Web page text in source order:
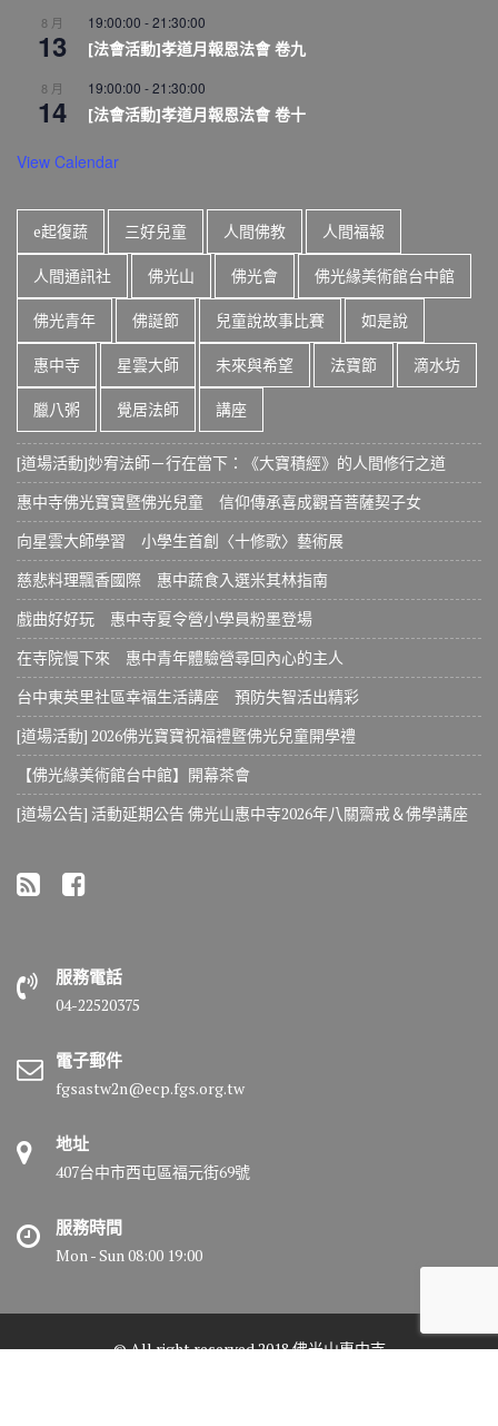
8 月
13
19:00:00 -21:30:00
[法會活動]孝道月報恩法會 卷九
8 月
14
19:00:00 -21:30:00
[法會活動]孝道月報恩法會 卷十
View Calendar
e起復蔬 三好兒童 人間佛教 人間福報
人間通訊社 佛光山 佛光會 佛光緣美術館台中館
佛光青年 佛誕節 兒童說故事比賽 如是說
惠中寺 星雲大師 未來與希望 法寶節 滴水坊
臘八粥 覺居法師 講座
[道場活動]妙宥法師－行在當下：《大寶積經》的人間修行之道
惠中寺佛光寶寶暨佛光兒童 信仰傳承喜成觀音菩薩契子女
向星雲大師學習 小學生首創〈十修歌〉藝術展
慈悲料理飄香國際 惠中蔬食入選米其林指南
戲曲好好玩 惠中寺夏令營小學員粉墨登場
在寺院慢下來 惠中青年體驗營尋回內心的主人
台中東英里社區幸福生活講座 預防失智活出精彩
[道場活動] 2026佛光寶寶祝福禮暨佛光兒童開學禮
【佛光緣美術館台中館】開幕茶會
[道場公告] 活動延期公告 佛光山惠中寺2026年八關齋戒＆佛學講座
服務電話
04-22520375
電子郵件
fgsastw2n@ecp.fgs.org.tw
地址
407台中市西屯區福元街69號
服務時間
Mon - Sun 08:00 19:00
© All right reserved 2018 佛光山惠中寺